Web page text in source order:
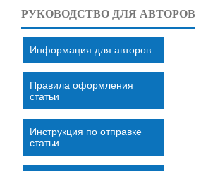
РУКОВОДСТВО ДЛЯ АВТОРОВ
Информация для авторов
Правила оформления
статьи
Инструкция по отправке
статьи